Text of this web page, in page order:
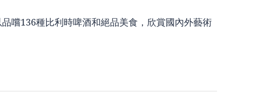
嚐136種比利時啤酒和絕品美食，欣賞國內外藝術